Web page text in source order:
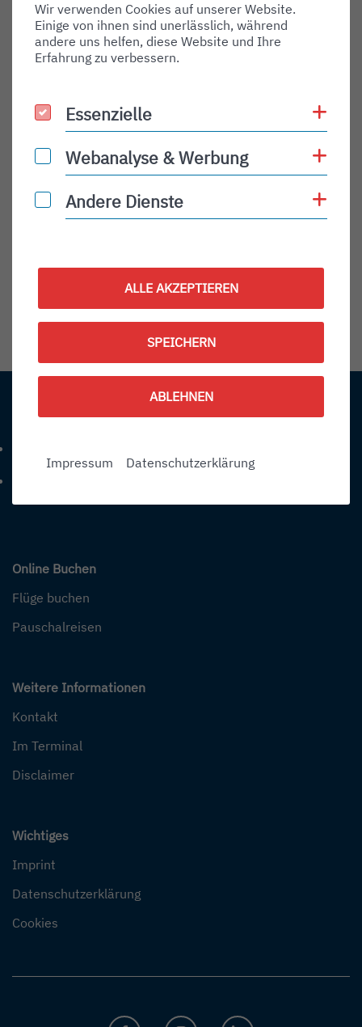
Shortname:
Type:
arrival
PLN
Status Description:
Checkin:
Codeshare:
Kontakt
Telefonnummer: 4 9 0 7 5 4 1 2 8 4 0
Online Buchen
Flüge buchen
Pauschalreisen
Weitere Informationen
Kontakt
Im Terminal
Disclaimer
Wichtiges
Imprint
Datenschutzerklärung
Cookies
Wir verwenden Cookies auf unserer Website.
Einige von ihnen sind unerlässlich, während
andere uns helfen, diese Website und Ihre
Erfahrung zu verbessern.
Essenzielle
Essenzielle
Webanalyse & Werbung
Webanalyse & Werbung
Andere Dienste
Andere Dienste
ALLE AKZEPTIEREN
SPEICHERN
ABLEHNEN
Impressum Datenschutzerklärung